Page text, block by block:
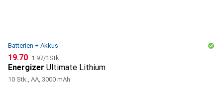
Batterien + Akkus
CHF
19.70 CHF
1.97/1Stk.
Energizer Ultimate Lithium
10 Stk., AA, 3000 mAh